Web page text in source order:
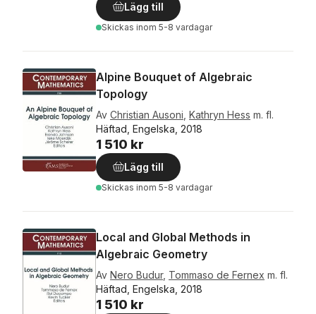
Lägg till
Skickas inom 5-8 vardagar
Alpine Bouquet of Algebraic
Topology
Av Christian Ausoni Kathryn Hess m. fl.
Häftad, Engelska, 2018
1 510 kr
Lägg till
Skickas inom 5-8 vardagar
Local and Global Methods in
Algebraic Geometry
Av Nero Budur, Tommaso de Fernex m. fl.
Häftad, Engelska, 2018
1 510 kr